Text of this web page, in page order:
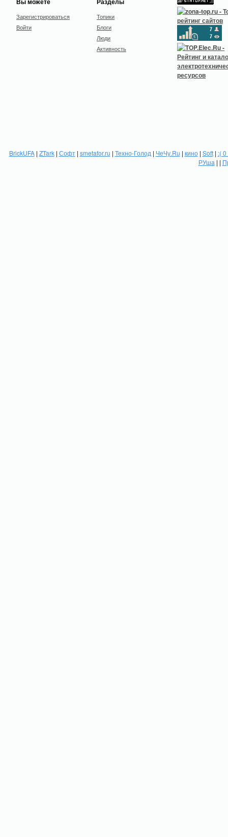
Зарегистрироваться
Войти
Топики
Блоги
Люди
Активность
BrickUFA| ZTark| Софт| smetafor.ru | Техно-Голод | ЧеЧу.Ru | кино| Soft| :(
РУша | |